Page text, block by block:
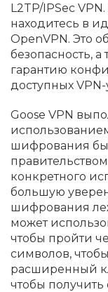
L2TP/IPSec
находитесь в
OpenVPN. Это
безопасность,
гарантию
доступных VPN-
Goose VPN
шифрования
конкретного
большую
шифрования
может
чтобы пройти
символов,
расширенный
чтобы